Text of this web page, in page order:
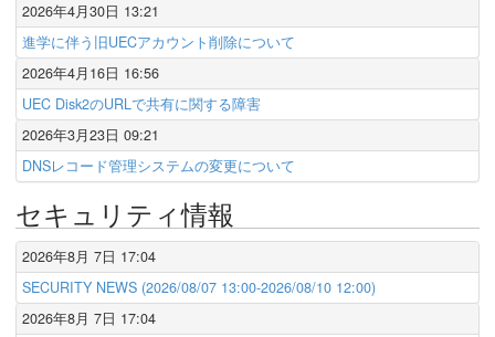
2026年4月30日 13:21
進学に伴う旧UECアカウント削除について
2026年4月16日 16:56
UEC Disk2のURLで共有に関する障害
2026年3月23日 09:21
DNSレコード管理システムの変更について
セキュリティ情報
2026年8月 7日 17:04
SECURITY NEWS (2026/08/07 13:00-2026/08/10 12:00)
2026年8月 7日 17:04